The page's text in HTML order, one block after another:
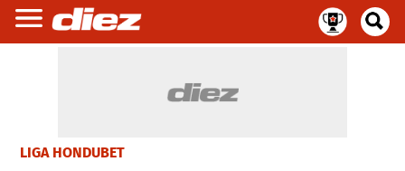
LIGA HONDUBET